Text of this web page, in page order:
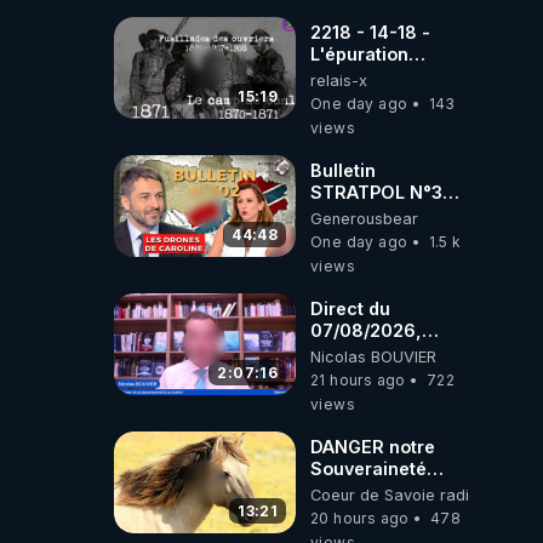
brigades
ukrainienne
15:19
2218 - 14-18 -
L'épuration
républicaine
organisée par les
frères de la
relais-x
One day ago
143
views
44:48
Bulletin
STRATPOL N°302.
Armée des
drones, MS-21 en
série, missiles
07.08.2026.
Generousbear
One day ago
1.5 k
views
2:07:16
Direct du
07/08/2026,
présenté par
Nicolas BOUVIER
Nicolas BOUVIER
21 hours ago
722
views
13:21
DANGER notre
Souveraineté
Alimentaire est
attaqué...
Coeur de Savoie radioweb TV
20 hours ago
478